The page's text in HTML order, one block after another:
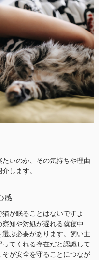
いのか、その気持ちや理由
します。
感
が眠ることはないですよ
知や対処が遅れる就寝中
ぶ必要があります。飼い主
てくれる存在だと認識して
が安全を守ることにつなが